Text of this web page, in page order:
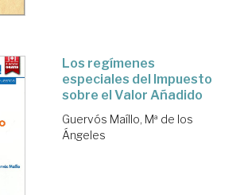
Los regímenes
especiales del Impuesto
sobre el Valor Añadido
Guervós Maíllo, Mª de los
Ángeles